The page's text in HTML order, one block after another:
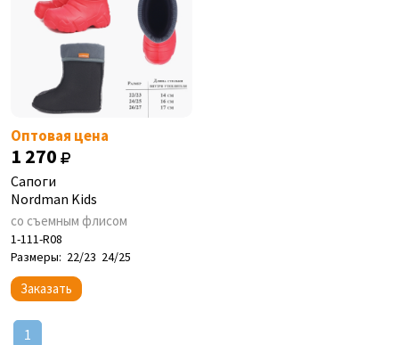
Оптовая цена
1 270
Сапоги
Nordman Kids
со съемным флисом
1-111-R08
Размеры: 22/23 24/25
Заказать
1